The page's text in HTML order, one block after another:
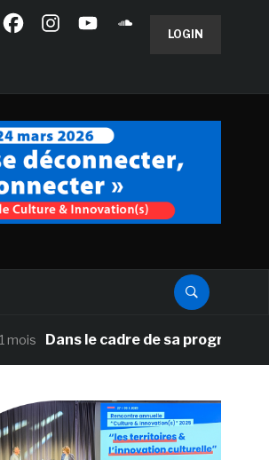
LOGIN
Dans le cadre de sa programmation